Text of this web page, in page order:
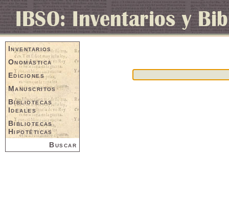
Inventarios
Onomástica
Ediciones
Manuscritos
Bibliotecas
Ideales
Bibliotecas
Hipotéticas
Buscar